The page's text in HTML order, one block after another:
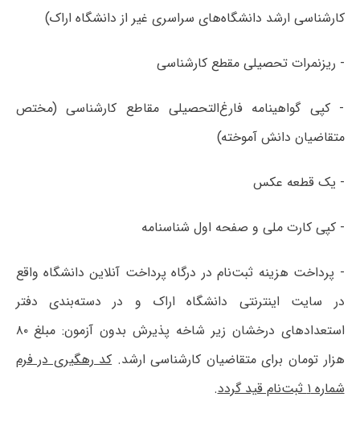
کارشناسی ارشد دانشگاه‌های سراسری غیر از دانشگاه اراک)
- ریزنمرات تحصیلی مقطع کارشناسی
- کپی گواهینامه فارغ‌التحصیلی مقاطع کارشناسی (مختص
متقاضیان دانش آموخته)
- یک قطعه عکس
- کپی کارت ملی و صفحه اول شناسنامه
- پرداخت هزینه‌ ثبت‌نام در درگاه پرداخت آنلاین دانشگاه واقع
در سایت اینترنتی دانشگاه اراک و در دسته‌بندی دفتر
استعدادهای درخشان زیر شاخه‌ پذیرش بدون آزمون: مبلغ ۸۰
هزار تومان برای متقاضیان کارشناسی ارشد.کد رهگیری در فرم
شماره ۱ ثبت‌نام قید گردد
.